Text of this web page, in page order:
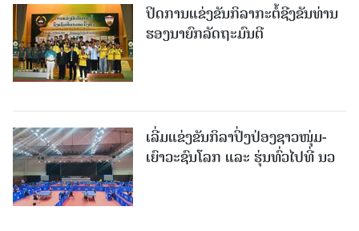
ປິດການແຂ່ງຂັນກິລາກະຕໍ້ຊີງຂັນທ່ານ
ຮອງນາຍົກລັດຖະມົນຕີ
ເລີ່ມແຂ່ງຂັນກິລາປິ່ງປ່ອງຊາວໜຸ່ມ-
ເຍົາວະຊົນໂລກ ແລະ ຮຸ່ນທົ່ວໄປທີ່ ນວ